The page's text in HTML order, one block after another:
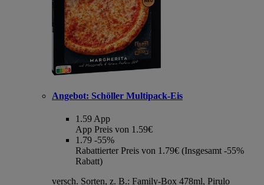
Angebot: Schöller Multipack-Eis
1.59 App
App Preis von 1.59€
1.79 -55%
Rabattierter Preis von 1.79€ (Insgesamt -55%
Rabatt)
versch. Sorten, z. B.: Family-Box 478ml, Pirulo